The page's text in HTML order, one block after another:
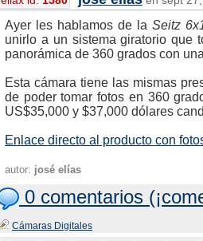
Ayer les hablamos de la Seitz
unirlo a un sistema giratorio que
panorámica de 360 grados con
Esta cámara tiene las mismas
de poder tomar fotos en 360
US$35,000 y $37,000 dólares
Enlace directo al producto con
autor: josé elías
0 comentarios
Cámaras Digitales